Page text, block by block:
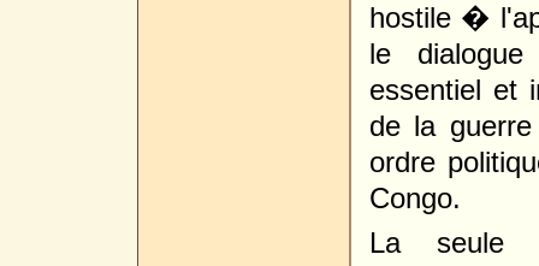
hostile �
le dialogue
essentiel et
de la
ordre
Congo.
La seule